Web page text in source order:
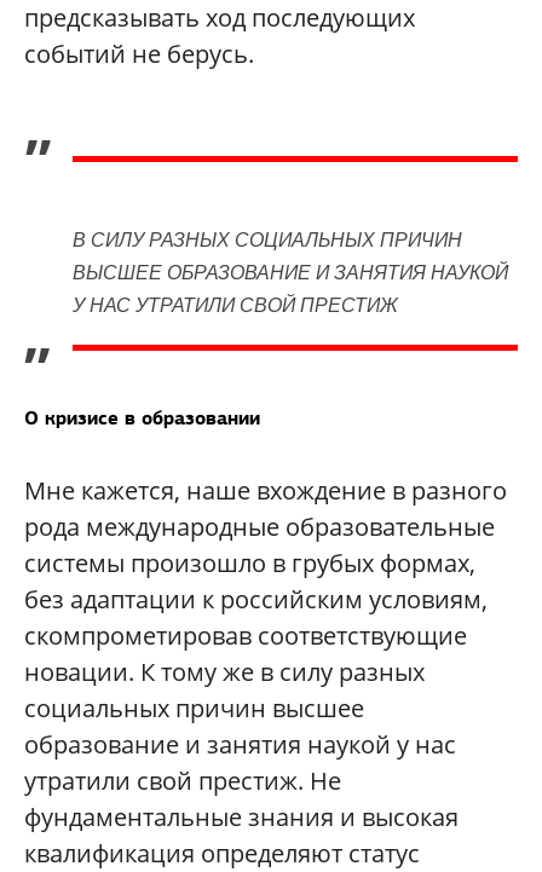
предсказывать ход последующих
событий не берусь.
„
В СИЛУ РАЗНЫХ СОЦИАЛЬНЫХ ПРИЧИН
ВЫСШЕЕ ОБРАЗОВАНИЕ И ЗАНЯТИЯ НАУКОЙ
У НАС УТРАТИЛИ СВОЙ ПРЕСТИЖ
”
О кризисе в образовании
Мне кажется, наше вхождение в разного
рода международные образовательные
системы произошло в грубых формах,
без адаптации к российским условиям,
скомпрометировав соответствующие
новации. К тому же в силу разных
социальных причин высшее
образование и занятия наукой у нас
утратили свой престиж. Не
фундаментальные знания и высокая
квалификация определяют статус